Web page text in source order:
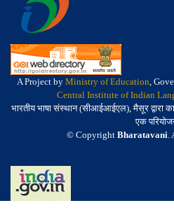
A Project by Ministry of Education,
Central Institute of Indian
भारतीय भाषा संस्थान (सीआईआईएल), मैसूर द्वारा
एक
© Copyright Bharatavani.